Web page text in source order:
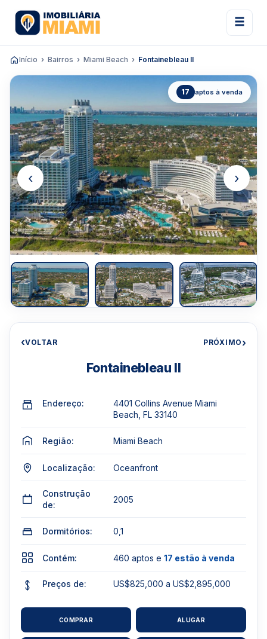
Início Bairros Miami Beach Fontainebleau II
17 aptos à venda
‹ ›
‹VOLTAR PRÓXIMO›
Fontainebleau II
Endereço:
4401 Collins Avenue Miami
Beach, FL 33140
Região: Miami Beach
Localização: Oceanfront
Construção
de:
2005
Dormitórios: 0,1
Contém: 460 aptos e 17 estão à venda
Preços de: US$825,000 a US$2,895,000
COMPRAR ALUGAR